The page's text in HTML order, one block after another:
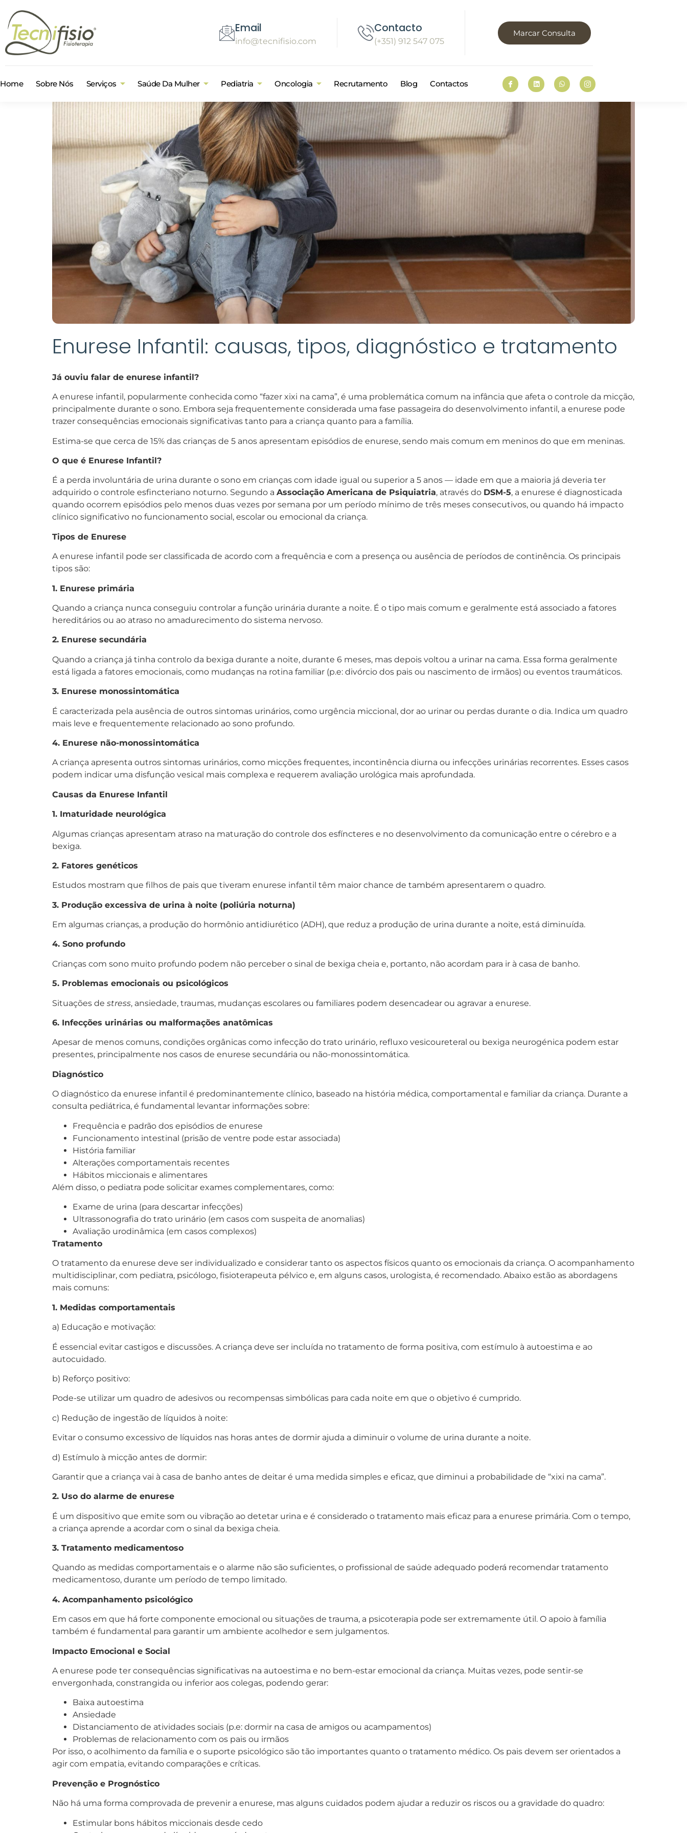
Email
info@tecnifisio.com
Contacto
(+351) 912 547 075
Marcar Consulta
Home Sobre Nós Serviços Saúde Da Mulher Pediatria Oncologia Recrutamento Blog Contactos
Enurese Infantil: causas, tipos, diagnóstico e tratamento
Já ouviu falar de enurese infantil?
A enurese infantil, popularmente conhecida como “fazer xixi na cama”, é uma problemática comum na infância que afeta o controle da micção,
principalmente durante o sono. Embora seja frequentemente considerada uma fase passageira do desenvolvimento infantil, a enurese pode
trazer consequências emocionais significativas tanto para a criança quanto para a família.
Estima-se que cerca de 15% das crianças de 5 anos apresentam episódios de enurese, sendo mais comum em meninos do que em meninas.
O que é Enurese Infantil?
É a perda involuntária de urina durante o sono em crianças com idade igual ou superior a 5 anos — idade em que a maioria já deveria ter
adquirido o controle esfincteriano noturno. Segundo a Associação Americana de Psiquiatria, através do DSM-5, a enurese é diagnosticada
quando ocorrem episódios pelo menos duas vezes por semana por um período mínimo de três meses consecutivos, ou quando há impacto
clínico significativo no funcionamento social, escolar ou emocional da criança.
Tipos de Enurese
A enurese infantil pode ser classificada de acordo com a frequência e com a presença ou ausência de períodos de continência. Os principais
tipos são:
1. Enurese primária
Quando a criança nunca conseguiu controlar a função urinária durante a noite. É o tipo mais comum e geralmente está associado a fatores
hereditários ou ao atraso no amadurecimento do sistema nervoso.
2. Enurese secundária
Quando a criança já tinha controlo da bexiga durante a noite, durante 6 meses, mas depois voltou a urinar na cama. Essa forma geralmente
está ligada a fatores emocionais, como mudanças na rotina familiar (p.e: divórcio dos pais ou nascimento de irmãos) ou eventos traumáticos.
3. Enurese monossintomática
É caracterizada pela ausência de outros sintomas urinários, como urgência miccional, dor ao urinar ou perdas durante o dia. Indica um quadro
mais leve e frequentemente relacionado ao sono profundo.
4. Enurese não-monossintomática
A criança apresenta outros sintomas urinários, como micções frequentes, incontinência diurna ou infecções urinárias recorrentes. Esses casos
podem indicar uma disfunção vesical mais complexa e requerem avaliação urológica mais aprofundada.
Causas da Enurese Infantil
1. Imaturidade neurológica
Algumas crianças apresentam atraso na maturação do controle dos esfíncteres e no desenvolvimento da comunicação entre o cérebro e a
bexiga.
2. Fatores genéticos
Estudos mostram que filhos de pais que tiveram enurese infantil têm maior chance de também apresentarem o quadro.
3. Produção excessiva de urina à noite (poliúria noturna)
Em algumas crianças, a produção do hormônio antidiurético (ADH), que reduz a produção de urina durante a noite, está diminuída.
4. Sono profundo
Crianças com sono muito profundo podem não perceber o sinal de bexiga cheia e, portanto, não acordam para ir à casa de banho.
5. Problemas emocionais ou psicológicos
Situações de stress, ansiedade, traumas, mudanças escolares ou familiares podem desencadear ou agravar a enurese.
6. Infecções urinárias ou malformações anatômicas
Apesar de menos comuns, condições orgânicas como infecção do trato urinário, refluxo vesicoureteral ou bexiga neurogénica podem estar
presentes, principalmente nos casos de enurese secundária ou não-monossintomática.
Diagnóstico
O diagnóstico da enurese infantil é predominantemente clínico, baseado na história médica, comportamental e familiar da criança. Durante a
consulta pediátrica, é fundamental levantar informações sobre:
Frequência e padrão dos episódios de enurese
Funcionamento intestinal (prisão de ventre pode estar associada)
História familiar
Alterações comportamentais recentes
Hábitos miccionais e alimentares
Além disso, o pediatra pode solicitar exames complementares, como:
Exame de urina (para descartar infecções)
Ultrassonografia do trato urinário (em casos com suspeita de anomalias)
Avaliação urodinâmica (em casos complexos)
Tratamento
O tratamento da enurese deve ser individualizado e considerar tanto os aspectos físicos quanto os emocionais da criança. O acompanhamento
multidisciplinar, com pediatra, psicólogo, fisioterapeuta pélvico e, em alguns casos, urologista, é recomendado. Abaixo estão as abordagens
mais comuns:
1. Medidas comportamentais
a) Educação e motivação:
É essencial evitar castigos e discussões. A criança deve ser incluída no tratamento de forma positiva, com estímulo à autoestima e ao
autocuidado.
b) Reforço positivo:
Pode-se utilizar um quadro de adesivos ou recompensas simbólicas para cada noite em que o objetivo é cumprido.
c) Redução de ingestão de líquidos à noite:
Evitar o consumo excessivo de líquidos nas horas antes de dormir ajuda a diminuir o volume de urina durante a noite.
d) Estímulo à micção antes de dormir:
Garantir que a criança vai à casa de banho antes de deitar é uma medida simples e eficaz, que diminui a probabilidade de “xixi na cama”.
2. Uso do alarme de enurese
É um dispositivo que emite som ou vibração ao detetar urina e é considerado o tratamento mais eficaz para a enurese primária. Com o tempo,
a criança aprende a acordar com o sinal da bexiga cheia.
3. Tratamento medicamentoso
Quando as medidas comportamentais e o alarme não são suficientes, o profissional de saúde adequado poderá recomendar tratamento
medicamentoso, durante um período de tempo limitado.
4. Acompanhamento psicológico
Em casos em que há forte componente emocional ou situações de trauma, a psicoterapia pode ser extremamente útil. O apoio à família
também é fundamental para garantir um ambiente acolhedor e sem julgamentos.
Impacto Emocional e Social
A enurese pode ter consequências significativas na autoestima e no bem-estar emocional da criança. Muitas vezes, pode sentir-se
envergonhada, constrangida ou inferior aos colegas, podendo gerar:
Baixa autoestima
Ansiedade
Distanciamento de atividades sociais (p.e: dormir na casa de amigos ou acampamentos)
Problemas de relacionamento com os pais ou irmãos
Por isso, o acolhimento da família e o suporte psicológico são tão importantes quanto o tratamento médico. Os pais devem ser orientados a
agir com empatia, evitando comparações e críticas.
Prevenção e Prognóstico
Não há uma forma comprovada de prevenir a enurese, mas alguns cuidados podem ajudar a reduzir os riscos ou a gravidade do quadro:
Estimular bons hábitos miccionais desde cedo